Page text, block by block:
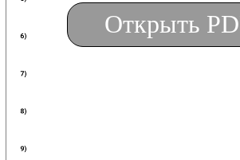
Открыть